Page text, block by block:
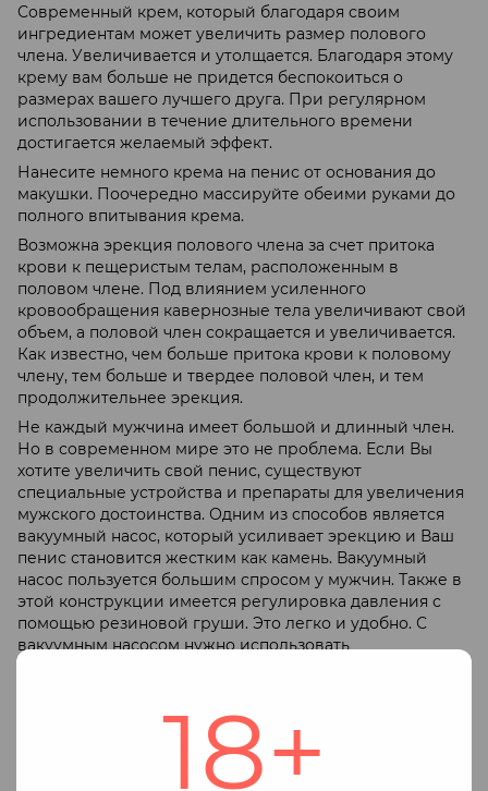
18+
Современный крем, который благодаря своим
ингредиентам может увеличить размер полового
члена. Увеличивается и утолщается. Благодаря этому
крему вам больше не придется беспокоиться о
размерах вашего лучшего друга. При регулярном
использовании в течение длительного времени
достигается желаемый эффект.
Нанесите немного крема на пенис от основания до
макушки. Поочередно массируйте обеими руками до
полного впитывания крема.
Возможна эрекция полового члена за счет притока
крови к пещеристым телам, расположенным в
половом члене. Под влиянием усиленного
кровообращения кавернозные тела увеличивают свой
объем, а половой член сокращается и увеличивается.
Как известно, чем больше притока крови к половому
члену, тем больше и твердее половой член, и тем
продолжительнее эрекция.
Не каждый мужчина имеет большой и длинный член.
Но в современном мире это не проблема. Если Вы
хотите увеличить свой пенис, существуют
специальные устройства и препараты для увеличения
мужского достоинства. Одним из способов является
вакуумный насос, который усиливает эрекцию и Ваш
пенис становится жестким как камень. Вакуумный
насос пользуется большим спросом у мужчин. Также в
этой конструкции имеется регулировка давления с
помощью резиновой груши. Это легко и удобно. С
вакуумным насосом нужно использовать
дополнительный рельеф или выпуклость снаружи, что
еще больше возбуждает и женщину. И третий вариант,
эрекционное кольцо, значительно усиливающее